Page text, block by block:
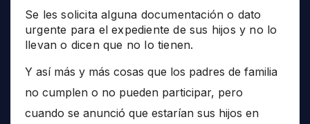
Se les solicita alguna documentación o dato
urgente para el expediente de sus hijos y no lo
llevan o dicen que no lo tienen.
Y así más y más cosas que los padres de familia
no cumplen o no pueden participar, pero
cuando se anunció que estarían sus hijos en